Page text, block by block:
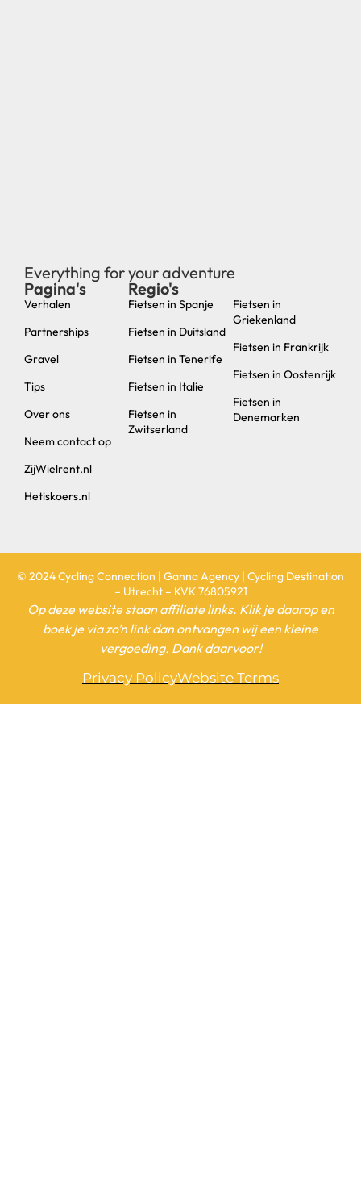
Everything for your adventure
Pagina's
Verhalen
Partnerships
Gravel
Tips
Over ons
Neem contact op
ZijWielrent.nl
Hetiskoers.nl
Regio's
Fietsen in Spanje
Fietsen in Duitsland
Fietsen in Tenerife
Fietsen in Italie
Fietsen in
Zwitserland
Fietsen in
Griekenland
Fietsen in Frankrijk
Fietsen in Oostenrijk
Fietsen in
Denemarken
© 2024 Cycling Connection | Ganna Agency | Cycling Destination
– Utrecht – KVK 76805921
Op deze website staan affiliate links. Klik je daarop en
boek je via zo’n link dan ontvangen wij een kleine
vergoeding. Dank daarvoor!
Privacy PolicyWebsite Terms